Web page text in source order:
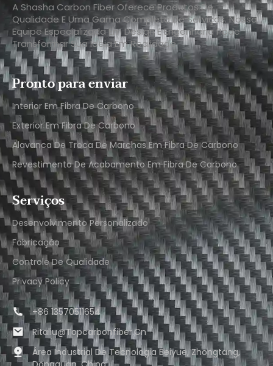
A Shasha Carbon Fiber Oferece Produtos De
Qualidade E Uma Gama Completa De Serviços. Nossa
Equipe Especializada Em Design E Engenharia Pode
Transformar Sua Ideia Em Realidade.
Pronto para enviar
Interior Em Fibra De Carbono
Exterior Em Fibra De Carbono
Alavanca De Troca De Marchas Em Fibra De Carbono
Revestimento De Acabamento Em Fibra De Carbono
Serviços
Desenvolvimento Personalizado
Fabricação
Controle De Qualidade
Privacy Policy
+86 13570511654
Ritaliu@topcarbonfiber.cn
Área Industrial De Tecnologia Beiyue, Zhongtang,